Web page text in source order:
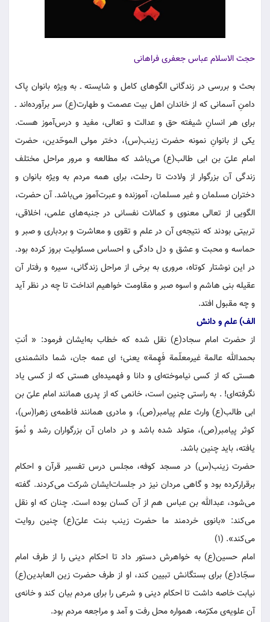
حجت الاسلام عباس جعفری فراهانی
بحث و بررسی در زندگانی الگوهای کامل و شایسته ـ به ویژه بانوان پاک
دامنِ آسمانی که از خاندان اهل بیت عصمت و طهارت(ع) سر برآورده‌اند ـ
برای هر انسانِ شیفته حق و عدالت و تعالی، مفید و درس‌آموز هست.
یکی از بانوانِ نمونه حضرت زینب(س)، دختر مولی الموحّدین، حضرت
امام علیّ بن ابی طالب(ع) می‌باشد که مطالعه و مرور مراحل مختلف
زندگی آن بزرگوار از ولادت تا رحلت، برای همه مردم به ویژه بانوان و
دختران مسلمان و غیر مسلمان، آموزنده و عبرت‌آموز می‌باشد. آن حضرت،
الگویی از تعالی معنوی و کمالات نفسانی در جنبه‌های علمی، اخلاقی،
تربیتی بودند که نتیجه‌ی آن در علم و تقوی و معاشرت و بردباری و صبر و
حماسه و محبت و عشق و دل دادگی و احساس مسئولیت بروز کرده بود.
در این نوشتار کوتاه، مروری به برخی از مراحل زندگانی، سیره و رفتار آن
عقیله بنی هاشم و اسوه صبر و مقاومت خواهیم انداخت تا چه در نظر آید
و چه مقبول افتد.
الف) علم و دانش
از حضرت امام سجاد(ع) نقل شده که خطاب به‌ایشان فرمود: « أنتِ
بحمدالله عالمة غیرمعلّمة فَهِِمة» یعنی؛ ‌ای عمه جان، شما دانشمندی
هستی که از کسی نیاموخته‌ای و دانا و فهمیده‌ای هستی که از کسی یاد
نگرفته‌ای! . به راستی چنین است، خانمی که از پدری همانند امام علیّ بن
ابی طالب(ع) وارث علم پیامبر(ص)، و مادری همانند فاطمه‌ی زهرا(س)،
کوثر پیامبر(ص)، متولد شده باشد و در دامان آن بزرگواران رشد و نُموّ
یافته، باید چنین باشد.
حضرت زینب(س) در مسجد کوفه، مجلس درس تفسیر قرآن و احکام
برقرارکرده بود و گاهی مردان نیز در جلسات‌ایشان شرکت می‌کردند. گفته
می‌شود، عبدالله بن عباس هم از آن کسان بوده است. چنان که او نقل
می‌کند: «بانوی خردمند ما حضرت زینب بنت علیّ(ع) چنین روایت
می‌کند». (۱)
امام حسین(ع) به خواهرش دستور داد تا احکام دینی را از طرف امام
سجّاد(ع) برای بستگانش تبیین کند، او از طرف حضرت زین العابدین(ع)
نیابت خاصه داشت تا احکام دینی و شرعی را برای مردم بیان کند و خانه‌ی
آن علویه‌ی مکرّمه، همواره محل رفت و آمد و مراجعه مردم بود.